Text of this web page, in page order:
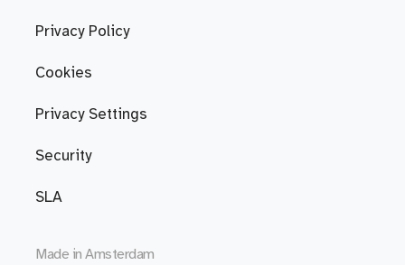
Privacy Policy
Cookies
Privacy Settings
Security
SLA
Made in Amsterdam